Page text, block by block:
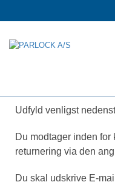
Udfyld venligst
Du modtager inden
returnering via den
Du skal udskrive E-